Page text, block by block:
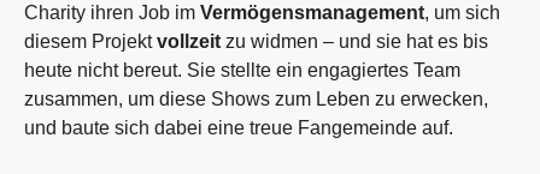
Charity ihren Job im Vermögensmanagement, um sich
diesem Projektvollzeit zu widmen – und sie hat es bis
heute nicht bereut. Sie stellte ein engagiertes Team
zusammen, um diese Shows zum Leben zu erwecken,
und baute sich dabei eine treue Fangemeinde auf.